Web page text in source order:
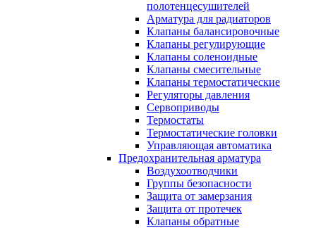
полотенцесушителей
Арматура для радиаторов
Клапаны балансировочные
Клапаны регулирующие
Клапаны соленоидные
Клапаны смесительные
Клапаны термостатические
Регуляторы давления
Сервоприводы
Термостаты
Термостатические головки
Управляющая автоматика
Предохранительная арматура
Воздухоотводчики
Группы безопасности
Защита от замерзания
Защита от протечек
Клапаны обратные